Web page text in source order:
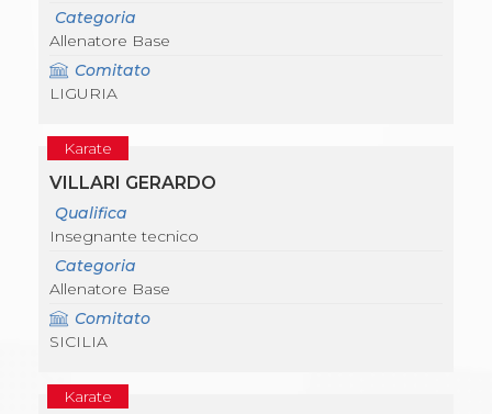
Categoria
Allenatore Base
Comitato
LIGURIA
Karate
VILLARI GERARDO
Qualifica
Insegnante tecnico
Categoria
Allenatore Base
Comitato
SICILIA
Karate